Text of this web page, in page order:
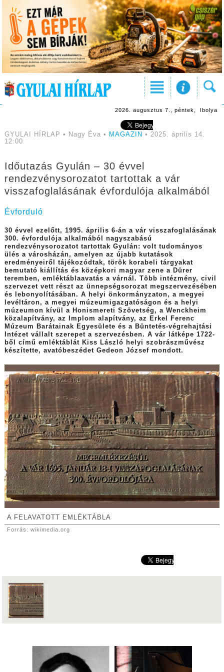
2026. augusztus 7., péntek, Ibolya
GYULAI HÍRLAP • Nagy Éva • MAGAZIN • 2025. április 14.
12:00
Időutazás Gyulán – 30 évvel
rendezvénysorozatot tartottak a vár
visszafoglalásának évfordulója alkalmából
Évforduló
30 évvel ezelőtt, 1995. április 6-án a vár visszafoglalásának
300. évfordulója alkalmából nagyszabású
rendezvénysorozatot tartottak Gyulán: volt tudományos
ülés a városházán, amelyen az újabb kutatások
eredményeiről tájékozódtak, török korabeli tárgyakat
bemutató kiállítás és középkori magyar zene a Dürer
teremben, emléktáblaavatás a várnál. Több intézmény, civil
szervezet vett részt az ünnepségsorozat megszervezésében
és lebonyolításában. A helyi önkormányzaton, a megyei
levéltáron, a megyei múzeumigazgatóságon és a helyi
múzeumon kívül a Honismereti Szövetség, a Wenckheim
közalapítvány, az Implom alapítvány, az Erkel Ferenc
Múzeum Barátainak Egyesülete és a Büntetés-végrehajtási
Intézet vállalt szerepet a szervezésben. A vár látképe 1722-
ből című emléktáblát Kiss László helyi szobrászművész
készítette, avatóbeszédet Gedeon József mondott.
A FELAVATOTT EMLÉKTÁBLA
Forrás: wikimedia.org